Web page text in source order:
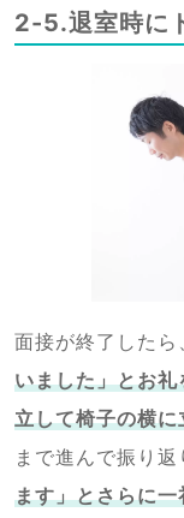
2-5.退室時に
面接が終了したら
いました」とお
立して椅子の横
まで進んで振り
ます」とさらに